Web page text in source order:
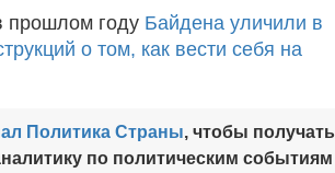
прошлом году Байдена уличили в
о том, как вести себя на
Политика Страны, чтобы получать
по политическим